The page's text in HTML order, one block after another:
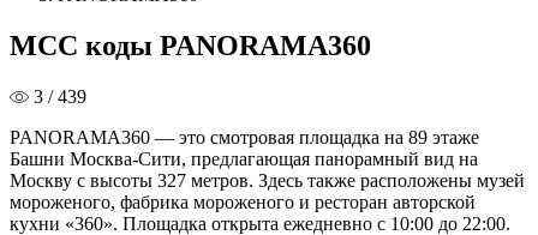
MCC коды PANORAMA360
3 / 439
PANORAMA360 — это смотровая площадка на 89 этаже
Башни Москва-Сити, предлагающая панорамный вид на
Москву с высоты 327 метров. Здесь также расположены музей
мороженого, фабрика мороженого и ресторан авторской
кухни «360». Площадка открыта ежедневно с 10:00 до 22:00.